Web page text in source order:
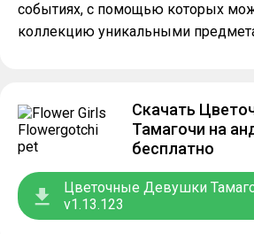
событиях, с помощью которых
коллекцию уникальными
Скачать
Тамагочи на
бесплатно
Цветочные Девушки
v1.13.123